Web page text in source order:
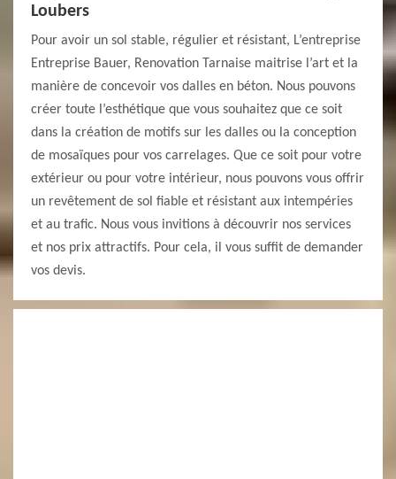
Loubers
Pour avoir un sol stable, régulier et résistant, L’entreprise
Entreprise Bauer, Renovation Tarnaise maitrise l’art et la
manière de concevoir vos dalles en béton. Nous pouvons
créer toute l’esthétique que vous souhaitez que ce soit
dans la création de motifs sur les dalles ou la conception
de mosaïques pour vos carrelages. Que ce soit pour votre
extérieur ou pour votre intérieur, nous pouvons vous offrir
un revêtement de sol fiable et résistant aux intempéries
et au trafic. Nous vous invitions à découvrir nos services
et nos prix attractifs. Pour cela, il vous suffit de demander
vos devis.